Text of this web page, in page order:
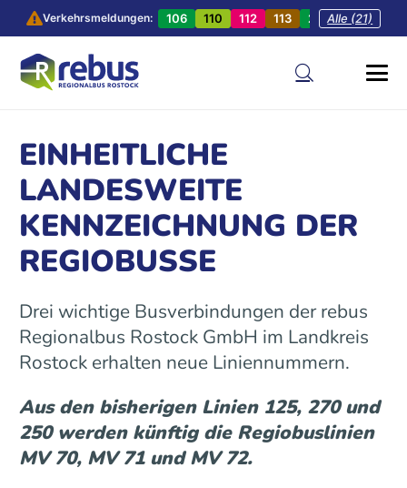
Verkehrsmeldungen: 106 110 112 113 201 202
Alle (21)
EINHEITLICHE
LANDESWEITE
KENNZEICHNUNG DER
REGIOBUSSE
Drei wichtige Busverbindungen der rebus
Regionalbus Rostock GmbH im Landkreis
Rostock erhalten neue Liniennummern.
Aus den bisherigen Linien 125, 270 und
250 werden künftig die Regiobuslinien
MV 70, MV 71 und MV 72.